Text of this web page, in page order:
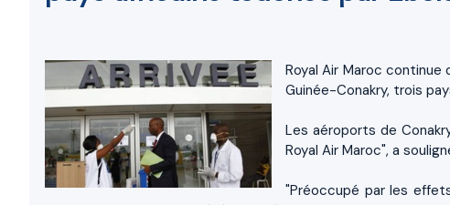
Royal Air Maroc continue
Guinée-Conakry, trois
Les aéroports de
Royal Air Maroc", a
"Préoccupé par les